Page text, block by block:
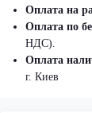
Оплата на
Оплата по
НДС).
Оплата
г. Киев